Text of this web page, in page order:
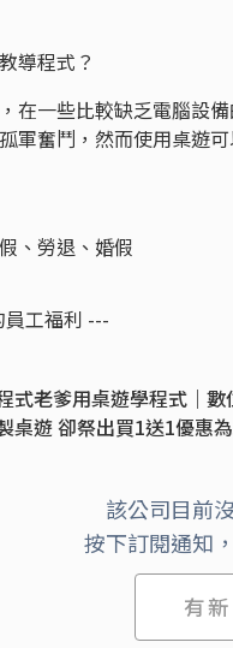
導程式？
在一些比較缺乏電腦設
軍奮鬥，然而使用桌遊
、勞退、婚假
工福利 ---
式老爹用桌遊學程式｜數
桌遊 卻祭出買1送1優惠
該公司目前
按下訂閱通知
有